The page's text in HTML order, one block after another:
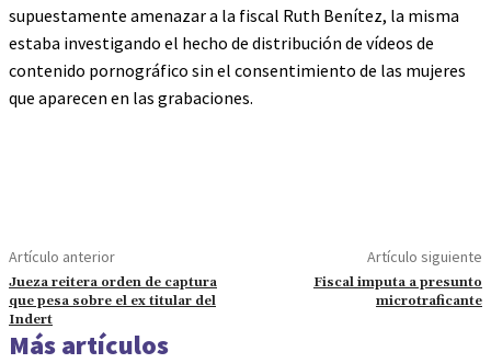
supuestamente amenazar a la fiscal Ruth Benítez, la misma
estaba investigando el hecho de distribución de vídeos de
contenido pornográfico sin el consentimiento de las mujeres
que aparecen en las grabaciones.
Artículo anterior
Jueza reitera orden de captura
que pesa sobre el ex titular del
Indert
Artículo siguiente
Fiscal imputa a presunto
microtraficante
Más artículos